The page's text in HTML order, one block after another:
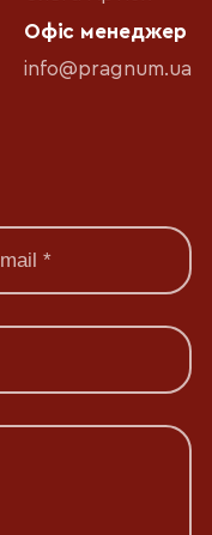
Офіс менеджер
info@pragnum.ua